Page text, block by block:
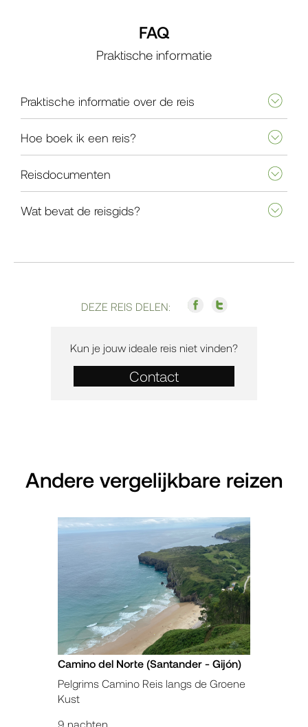
FAQ
Praktische informatie
Praktische informatie over de reis
Hoe boek ik een reis?
Reisdocumenten
Wat bevat de reisgids?
DEZE REIS DELEN:
Kun je jouw ideale reis niet vinden?
Contact
Andere vergelijkbare reizen
Camino del Norte (Santander - Gijón)
Pelgrims Camino Reis langs de Groene
Kust
9 nachten